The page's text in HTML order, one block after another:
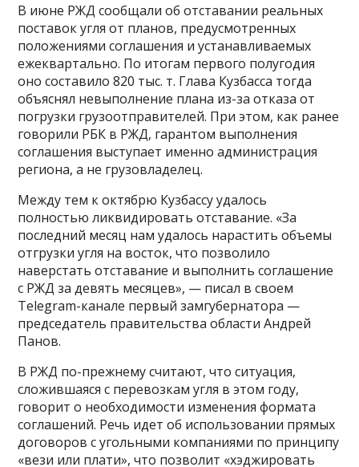
В июне РЖД сообщали об отставании реальных
поставок угля от планов, предусмотренных
положениями соглашения и устанавливаемых
ежеквартально. По итогам первого полугодия
оно составило 820 тыс. т. Глава Кузбасса тогда
объяснял невыполнение плана из-за отказа от
погрузки грузоотправителей. При этом, как ранее
говорили РБК в РЖД, гарантом выполнения
соглашения выступает именно администрация
региона, а не грузовладелец.
Между тем к октябрю Кузбассу удалось
полностью ликвидировать отставание. «За
последний месяц нам удалось нарастить объемы
отгрузки угля на восток, что позволило
наверстать отставание и выполнить соглашение
с РЖД за девять месяцев», — писал в своем
Telegram-канале первый замгубернатора —
председатель правительства области Андрей
Панов.
В РЖД по-прежнему считают, что ситуация,
сложившаяся с перевозкам угля в этом году,
говорит о необходимости изменения формата
соглашений. Речь идет об использовании прямых
договоров с угольными компаниями по принципу
«вези или плати», что позволит «хэджировать